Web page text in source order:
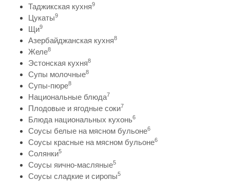
Таджикская кухня9
Цукаты9
Щи9
Азербайджанская кухня8
Желе8
Эстонская кухня8
Супы молочные8
Супы-пюре8
Национальные блюда7
Плодовые и ягодные соки7
Блюда национальных кухонь6
Соусы белые на мясном бульоне6
Соусы красные на мясном бульоне6
Солянки5
Соусы яично-масляные5
Соусы сладкие и сиропы5